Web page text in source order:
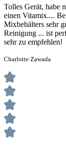
Tolles Gerät, habe
einen Vitamix....
Mixbehälters sehr
Reinigung ... ist
sehr zu empfehlen!
Charlotte Zawada